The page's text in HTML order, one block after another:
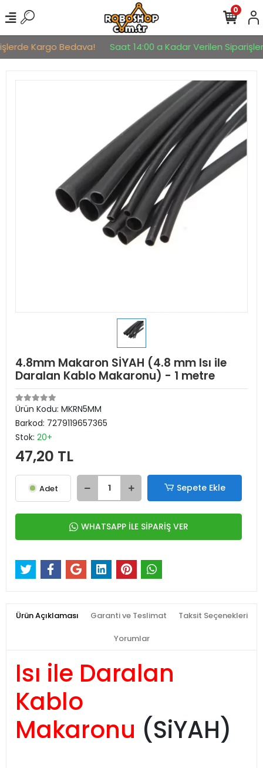
Kargo Bedava! Saat 14:00 a Kadar Verilen Siparişler
0
4.8mm Makaron SİYAH (4.8 mm Isı ile
Daralan Kablo Makaronu) - 1 metre
Ürün Kodu: MKRN5MM
Barkod: 7279119657365
Stok: 20+
47,20 TL
Adet Sepete Ekle
WHATSAPP İLE SİPARİŞ VER
Ürün Açıklaması Garanti ve Teslimat Taksit Seçenekleri
Yorumlar
Isı ile Daralan
Kablo
Makaronu (SiYAH)